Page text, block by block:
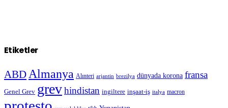
Etiketler
ABD Almanya Alınteri arjantin brezilya dünyada korona fransa
Genel Grev grevhindistan ingiltere inşaat-iş italya macron